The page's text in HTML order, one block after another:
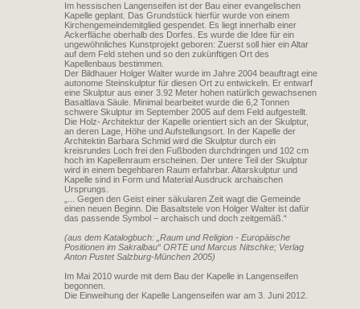
Im hessischen Langenseifen ist der Bau einer evangelischen
Kapelle geplant. Das Grundstück hierfür wurde von einem
Kirchengemeindemitglied gespendet. Es liegt innerhalb einer
Ackerfläche oberhalb des Dorfes. Es wurde die Idee für ein
ungewöhnliches Kunstprojekt geboren: Zuerst soll hier ein Altar
auf dem Feld stehen und so den zukünftigen Ort des
Kapellenbaus bestimmen.
Der Bildhauer Holger Walter wurde im Jahre 2004 beauftragt eine
autonome Steinskulptur für diesen Ort zu entwickeln. Er entwarf
eine Skulptur aus einer 3.92 Meter hohen natürlich gewachsenen
Basaltlava Säule. Minimal bearbeitet wurde die 6,2 Tonnen
schwere Skulptur im September 2005 auf dem Feld aufgestellt.
Die Holz- Architektur der Kapelle orientiert sich an der Skulptur,
an deren Lage, Höhe und Aufstellungsort. In der Kapelle der
Architektin Barbara Schmid wird die Skulptur durch ein
kreisrundes Loch frei den Fußboden durchdringen und 102 cm
hoch im Kapellenraum erscheinen. Der untere Teil der Skulptur
wird in einem begehbaren Raum erfahrbar. Altarskulptur und
Kapelle sind in Form und Material Ausdruck archaischen
Ursprungs.
„... Gegen den Geist einer säkularen Zeit wagt die Gemeinde
einen neuen Beginn. Die Basaltstele von Holger Walter ist dafür
das passende Symbol – archaisch und doch zeitgemäß.“
(aus dem Katalogbuch: „Raum und Religion - Europäische
Positionen im Sakralbau“ ORTE und Marcus Nitschke; Verlag
Anton Pustet Salzburg-München 2005)
Im Mai 2010 wurde mit dem Bau der Kapelle in Langenseifen
begonnen.
Die Einweihung der Kapelle Langenseifen war am 3. Juni 2012.